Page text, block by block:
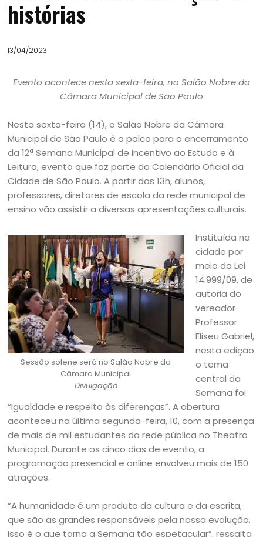
histórias
13/04/2023
Evento acontece nesta sexta-feira, no Salão Nobre da
Câmara Municipal de São Paulo
Nesta sexta-feira (14), o Salão Nobre da Câmara
Municipal de São Paulo é o palco para o encerramento
da 12ª Semana Municipal de Incentivo ao Estudo e à
Leitura, evento que faz parte do Calendário Oficial da
Cidade de São Paulo. A partir das 13h, alunos,
professores, diretores de escola da rede municipal de
ensino vão assistir a diversas apresentações culturais.
Sessão solene será no Salão Nobre da
Câmara Municipal
Divulgação
Instituída na
cidade por
meio da Lei
14.999/09, de
autoria do
vereador
Professor
Eliseu Gabriel,
nesta edição
o tema
central da
Semana foi
“Igualdade e respeito às diferenças”. A abertura
aconteceu na última segunda-feira, 10, com a presença
de mais de mil estudantes da rede pública no Theatro
Municipal. Durante os cinco dias de evento, a
programação presencial e online envolveu mais de 150
atrações.
“A humanidade é um produto da cultura e da escrita,
que são as grandes responsáveis pela nossa evolução.
Isso é o que torna a Semana tão espetacular”, ressalta